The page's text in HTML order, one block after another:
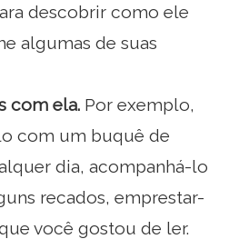
descobrir como ele
algumas de suas
com ela. Por exemplo,
com um buquê de
dia, acompanhá-lo
recados, emprestar-
você gostou de ler.